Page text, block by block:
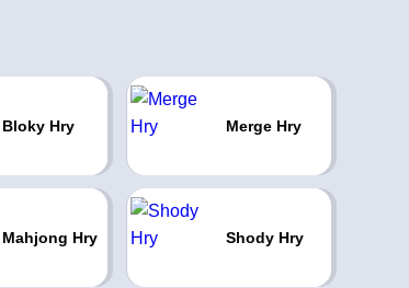
Bloky Hry Merge Hry
Mahjong Hry Shody Hry